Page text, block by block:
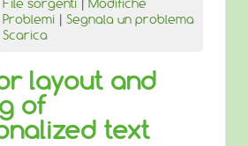
File sorgenti | Modifiche
Problemi | Segnala un problema
Scarica
layout and
of
text